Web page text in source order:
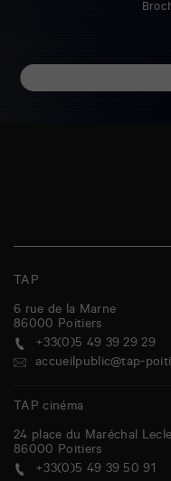
TAP
6 rue de la Marne
86000 Poitiers
+33(0)5 49 39 29 29
accueilpublic@tap-
TAP cinéma
24 place du Maréchal
86000 Poitiers
+33(0)5 49 39 50 91